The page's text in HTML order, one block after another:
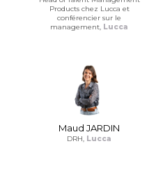
Products chez Lucca et
conférencier sur le
management, Lucca
Maud JARDIN
DRH, Lucca